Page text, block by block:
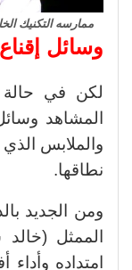
ممارسه التكنيك
وسائل
لكن في حالة
المشاهد
والملابس
نطاقها.
ومن الجديد
الممثل
امتداده